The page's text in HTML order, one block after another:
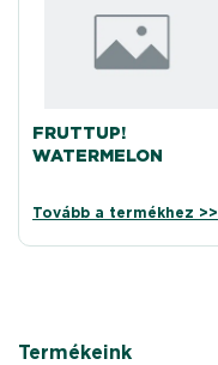
FRUTTUP!
WATERMELON
Tovább a termékhez >>
Termékeink